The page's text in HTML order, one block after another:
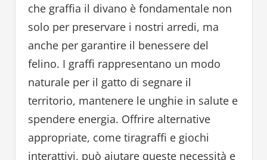
che graffia il divano è fondamentale non
solo per preservare i nostri arredi, ma
anche per garantire il benessere del
felino. I graffi rappresentano un modo
naturale per il gatto di segnare il
territorio, mantenere le unghie in salute e
spendere energia. Offrire alternative
appropriate, come tiragraffi e giochi
interattivi, può aiutare queste necessità e